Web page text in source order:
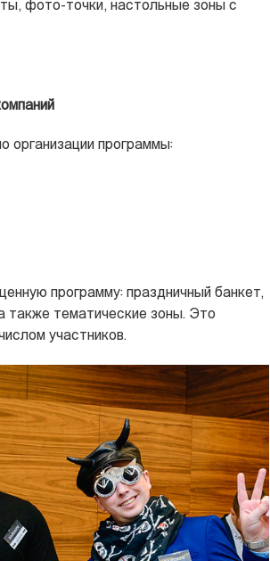
фото-точки, настольные зоны с
организации программы:
программу: праздничный банкет,
также тематические зоны. Это
участников.